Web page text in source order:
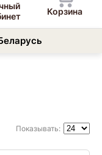
Корзина
Показывать: